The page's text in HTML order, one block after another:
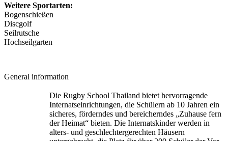
Weitere Sportarten:
Bogenschießen
Discgolf
Seilrutsche
Hochseilgarten
General information
Die Rugby School Thailand bietet hervorragende
Internatseinrichtungen, die Schülern ab 10 Jahren ein
sicheres, förderndes und bereicherndes „Zuhause fern
der Heimat“ bieten. Die Internatskinder werden in
alters- und geschlechtergerechten Häusern